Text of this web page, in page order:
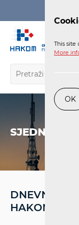
SJEDNICE
DNEVNI RED
HAKOM-A
This site
More
OK